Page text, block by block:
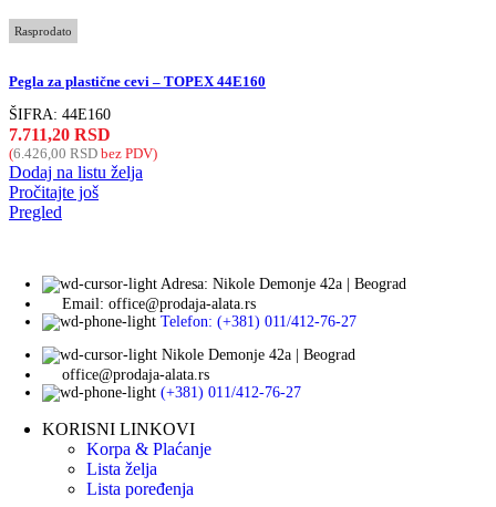
Rasprodato
Pegla za plastične cevi – TOPEX 44E160
ŠIFRA: 44E160
7.711,20 RSD
(6.426,00 RSD bez PDV)
Dodaj na listu želja
Pročitajte još
Pregled
Adresa: Nikole Demonje 42a | Beograd
Email: office@prodaja-alata.rs
Telefon: (+381) 011/412-76-27
Nikole Demonje 42a | Beograd
office@prodaja-alata.rs
(+381) 011/412-76-27
KORISNI LINKOVI
Korpa & Plaćanje
Lista želja
Lista poređenja